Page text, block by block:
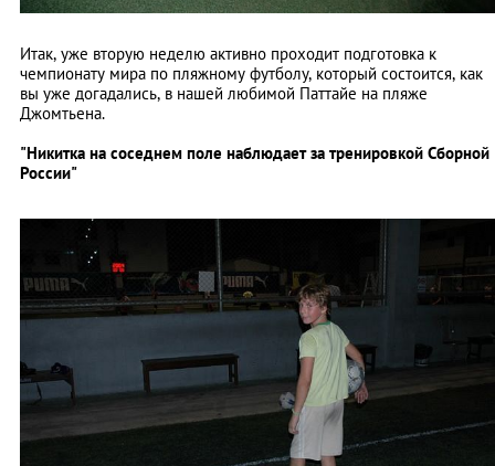
Итак, уже вторую неделю активно проходит подготовка к
чемпионату мира по пляжному футболу, который состоится, как
вы уже догадались, в нашей любимой Паттайе на пляже
Джомтьена.
"Никитка на соседнем поле наблюдает за тренировкой Сборной
России"